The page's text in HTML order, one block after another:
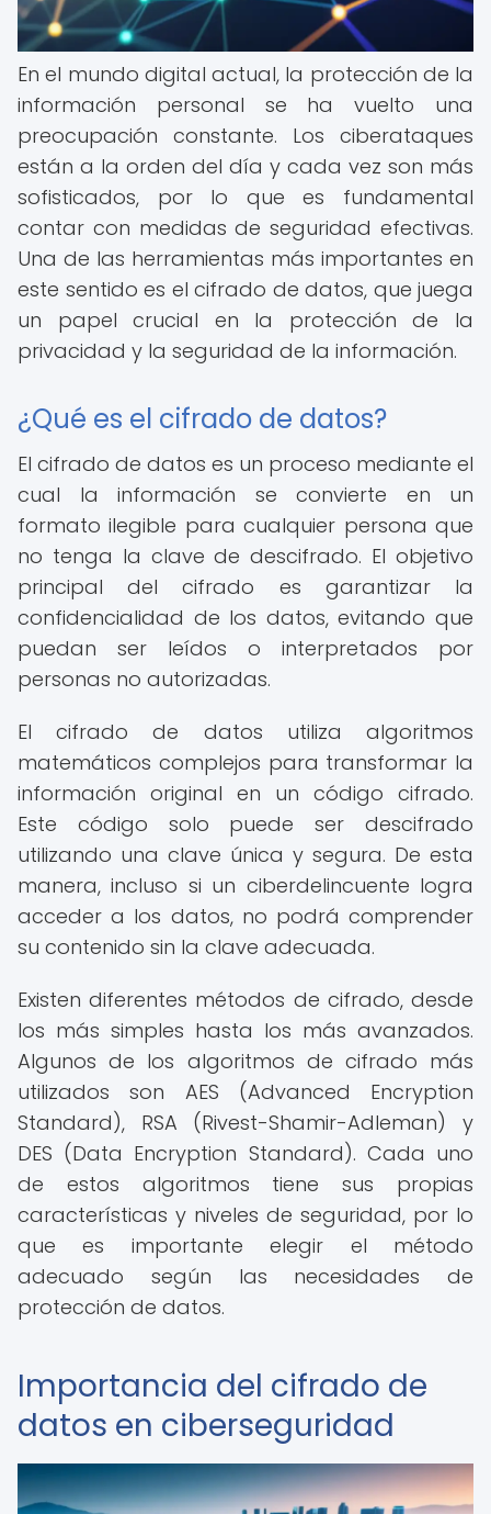
En el mundo digital actual, la protección de la
información personal se ha vuelto una
preocupación constante. Los ciberataques
están a la orden del día y cada vez son más
sofisticados, por lo que es fundamental
contar con medidas de seguridad efectivas.
Una de las herramientas más importantes en
este sentido es el cifrado de datos, que juega
un papel crucial en la protección de la
privacidad y la seguridad de la información.
¿Qué es el cifrado de datos?
El cifrado de datos es un proceso mediante el
cual la información se convierte en un
formato ilegible para cualquier persona que
no tenga la clave de descifrado. El objetivo
principal del cifrado es garantizar la
confidencialidad de los datos, evitando que
puedan ser leídos o interpretados por
personas no autorizadas.
El cifrado de datos utiliza algoritmos
matemáticos complejos para transformar la
información original en un código cifrado.
Este código solo puede ser descifrado
utilizando una clave única y segura. De esta
manera, incluso si un ciberdelincuente logra
acceder a los datos, no podrá comprender
su contenido sin la clave adecuada.
Existen diferentes métodos de cifrado, desde
los más simples hasta los más avanzados.
Algunos de los algoritmos de cifrado más
utilizados son AES (Advanced Encryption
Standard), RSA (Rivest-Shamir-Adleman) y
DES (Data Encryption Standard). Cada uno
de estos algoritmos tiene sus propias
características y niveles de seguridad, por lo
que es importante elegir el método
adecuado según las necesidades de
protección de datos.
Importancia del cifrado de
datos en ciberseguridad